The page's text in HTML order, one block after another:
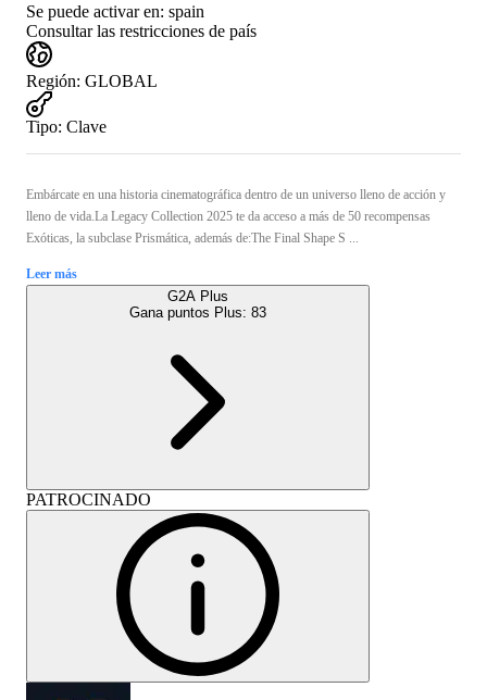
Se puede activar en: spain
Consultar las restricciones de país
Región: GLOBAL
Tipo: Clave
Embárcate en una historia cinematográfica dentro de un universo lleno de acción y
lleno de vida.La Legacy Collection 2025 te da acceso a más de 50 recompensas
Exóticas, la subclase Prismática, además de:The Final Shape S ...
Leer más
G2A Plus
Gana puntos Plus: 83
PATROCINADO